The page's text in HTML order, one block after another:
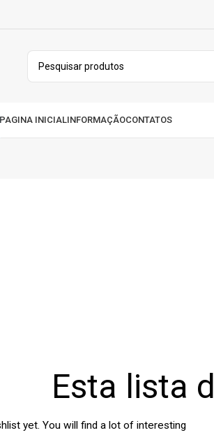
PAGINA INICIALINFORMAÇÃOCONTATOS
Esta lista
yet. You will find a lot of interesting